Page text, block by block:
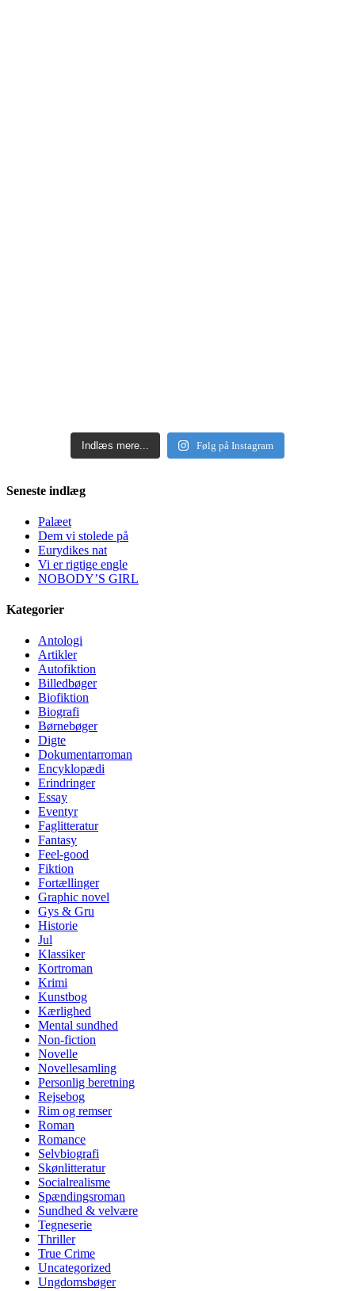
Indlæs mere... Følg på Instagram
Seneste indlæg
Palæet
Dem vi stolede på
Eurydikes nat
Vi er rigtige engle
NOBODY’S GIRL
Kategorier
Antologi
Artikler
Autofiktion
Billedbøger
Biofiktion
Biografi
Børnebøger
Digte
Dokumentarroman
Encyklopædi
Erindringer
Essay
Eventyr
Faglitteratur
Fantasy
Feel-good
Fiktion
Fortællinger
Graphic novel
Gys & Gru
Historie
Jul
Klassiker
Kortroman
Krimi
Kunstbog
Kærlighed
Mental sundhed
Non-fiction
Novelle
Novellesamling
Personlig beretning
Rejsebog
Rim og remser
Roman
Romance
Selvbiografi
Skønlitteratur
Socialrealisme
Spændingsroman
Sundhed & velvære
Tegneserie
Thriller
True Crime
Uncategorized
Ungdomsbøger